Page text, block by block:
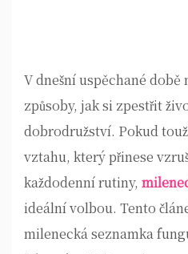
V dnešní uspěchané
způsoby, jak si zpestřit
dobrodružství. Pokud
vztahu, který přinese
každodenní rutiny,
ideální volbou. Tento
milenecká seznamka